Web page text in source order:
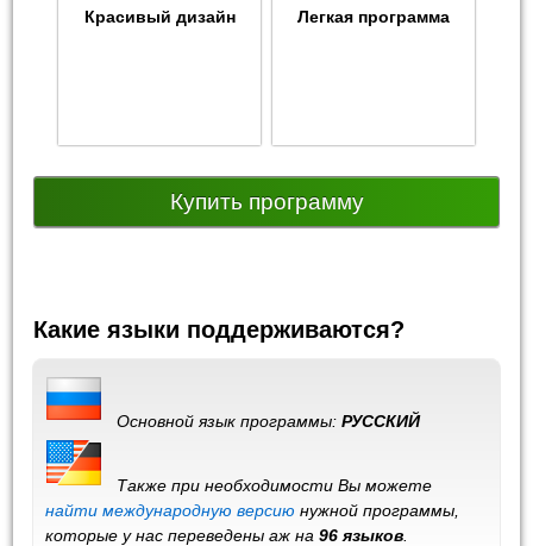
Красивый дизайн Легкая программа
Купить программу
Какие языки поддерживаются?
Основной язык программы:РУССКИЙ
Также при необходимости Вы можете
найти международную версию нужной программы,
которые у нас переведены аж на96 языков